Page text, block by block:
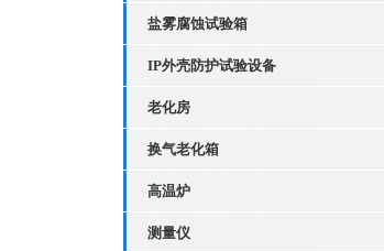
盐雾腐蚀试验箱
IP外壳防护试验设备
老化房
换气老化箱
高温炉
测量仪